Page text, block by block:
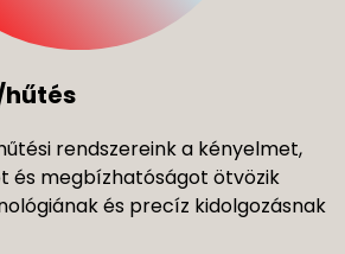
rendszereink a kényelmet,
és megbízhatóságot ötvözik
és precíz kidolgozásnak